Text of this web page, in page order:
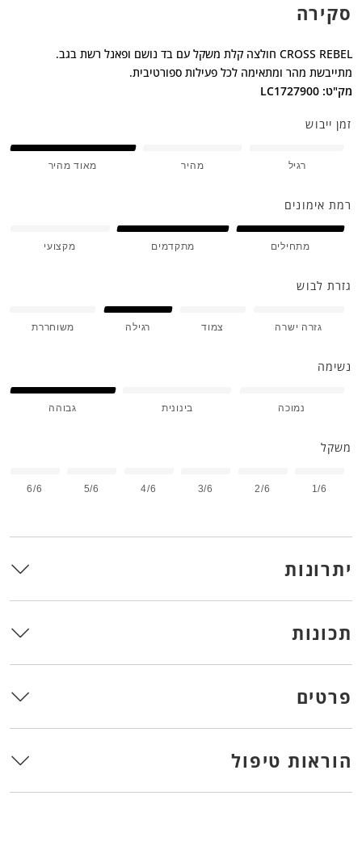
סקירה
CROSS REBEL חולצה קלת משקל עם בד נושם ופאנל רשת בגב.
מתייבשת מהר ומתאימה לכל פעילות ספורטיבית.
מק"ט: LC1727900
זמן ייבוש
רגיל מהיר מאוד מהיר
רמת אימונים
מתחילים מתקדמים מקצועי
גזרת לבוש
גזרה ישרה צמוד רגילה משוחררת
נשימה
נמוכה בינונית גבוהה
משקל
1/6
2/6
3/6
4/6
5/6
6/6
יתרונות
תכונות
פרטים
הוראות טיפול